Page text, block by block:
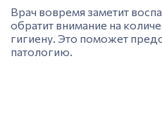
Врач вовремя заметит
обратит внимание на
гигиену. Это поможет
патологию.